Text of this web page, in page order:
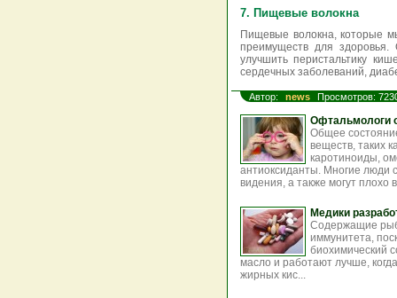
7. Пищевые волокна
Пищевые волокна, которые
преимуществ для здоровья.
улучшить перистальтику
сердечных заболеваний,
Автор: news Просмотров:
Офтальмологи
Общее
веществ, таких
каротиноиды,
антиоксиданты. Многие люди
видения, а также могут плохо
Медики
Содержащие
иммунитета,
биохимический
масло и работают лучше,
жирных кис...